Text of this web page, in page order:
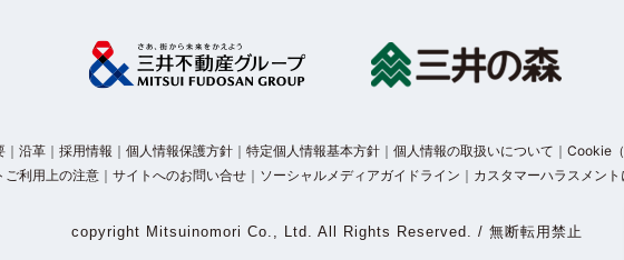
｜ 沿革 ｜ 採用情報 ｜ 個人情報保護方針 ｜ 特定個人情報基本方針 ｜ 個人情報の取扱いについて ｜ Cookie
ご利用上の注意 ｜ サイトへのお問い合せ ｜ ソーシャルメディアガイドライン ｜ カスタマーハラスメン
copyright Mitsuinomori Co., Ltd. All Rights Reserved. / 無断転用禁止